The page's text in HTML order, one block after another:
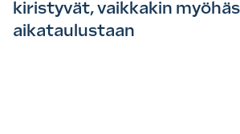
kiristyvät, vaikkakin
aikataulustaan